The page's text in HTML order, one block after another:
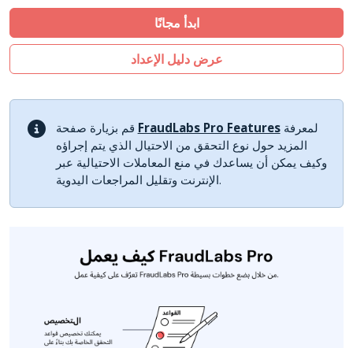
Ecwid by Lightspeed
Shopware
Sylius
ابدأ مجانًا
عرض دليل الإعداد
FraudLabs Pro Featuresلمعرفة
المزيد حول نوع التحقق من الاحتيال الذي يتم إجراؤه
وكيف يمكن أن يساعدك في منع المعاملات الاحتيالية عبر
الإنترنت وتقليل المراجعات اليدوية.